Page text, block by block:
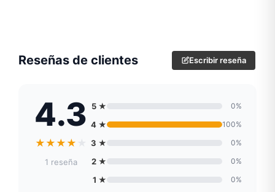
Reseñas de clientes Escribir reseña
4.3
★ ★ ★ ★
1 reseña
5 ★ 0%
4 ★ 100%
3 ★ 0%
2 ★ 0%
1 ★ 0%